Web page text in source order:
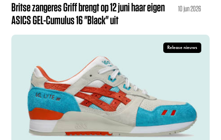
Britse zangeres Griff brengt op 12 juni haar eigen
ASICS GEL-Cumulus 16 "Black" uit
10 jun 2026
Release nieuws